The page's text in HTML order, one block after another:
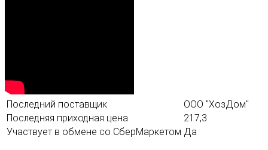
Последний поставщик
ООО "ХозДом"
Последняя приходная цена
217,3
Участвует в обмене со СберМаркетом Да